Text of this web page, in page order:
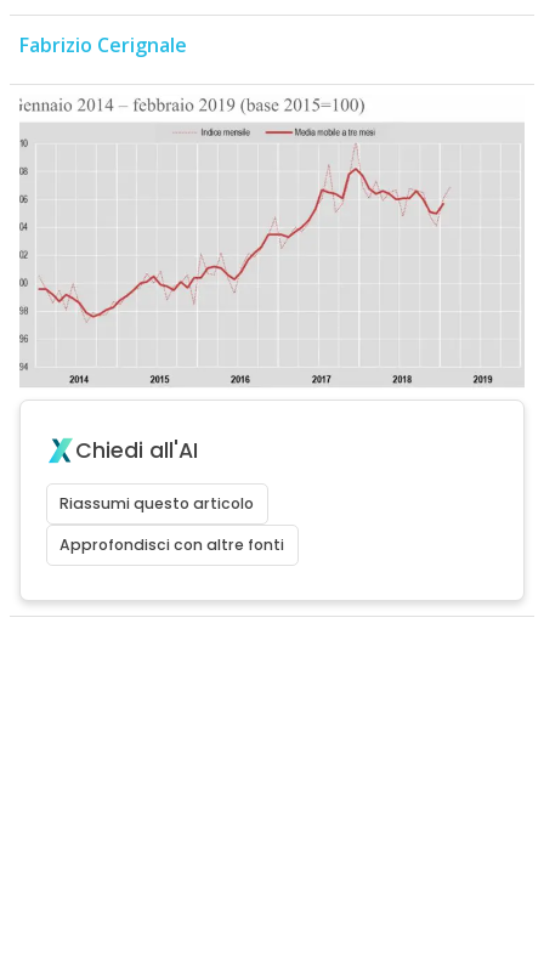
Fabrizio Cerignale
Chiedi all'AI
Riassumi questo articolo
Approfondisci con altre fonti